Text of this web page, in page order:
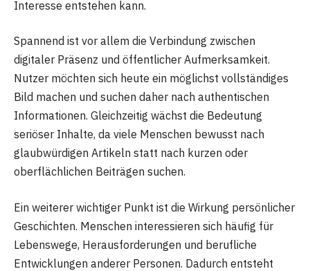
Interesse entstehen kann.
Spannend ist vor allem die Verbindung zwischen
digitaler Präsenz und öffentlicher Aufmerksamkeit.
Nutzer möchten sich heute ein möglichst vollständiges
Bild machen und suchen daher nach authentischen
Informationen. Gleichzeitig wächst die Bedeutung
seriöser Inhalte, da viele Menschen bewusst nach
glaubwürdigen Artikeln statt nach kurzen oder
oberflächlichen Beiträgen suchen.
Ein weiterer wichtiger Punkt ist die Wirkung persönlicher
Geschichten. Menschen interessieren sich häufig für
Lebenswege, Herausforderungen und berufliche
Entwicklungen anderer Personen. Dadurch entsteht